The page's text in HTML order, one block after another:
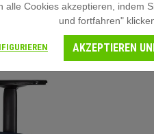
alle Cookies akzeptieren, indem
und fortfahren"
AKZEPTIEREN